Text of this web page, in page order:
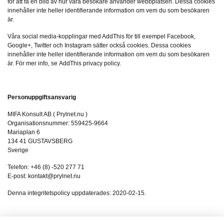
för att få en bild av hur våra besökare använder webbplatsen. Dessa cookies
innehåller inte heller identifierande information om vem du som besökaren
är.
Våra social media-kopplingar med AddThis för till exempel Facebook,
Google+, Twitter och Instagram sätter också cookies. Dessa cookies
innehåller inte heller identifierande information om vem du som besökaren
är. För mer info, se AddThis privacy policy.
Personuppgiftsansvarig
MIFA Konsult AB ( Prylnet.nu )
Organisationsnummer: 559425-9664
Mariaplan 6
134 41 GUSTAVSBERG
Sverige
Telefon: +46 (8) -520 277 71
E-post: kontakt@prylnet.nu
Denna integritetspolicy uppdaterades: 2020-02-15.